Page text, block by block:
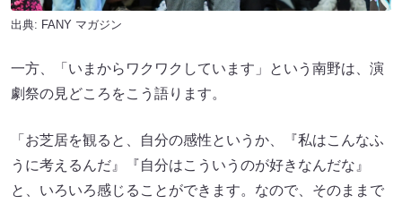
出典: FANY マガジン
一方、「いまからワクワクしています」という南野は、演
劇祭の見どころをこう語ります。
「お芝居を観ると、自分の感性というか、『私はこんなふ
うに考えるんだ』『自分はこういうのが好きなんだな』
と、いろいろ感じることができます。なので、そのままで